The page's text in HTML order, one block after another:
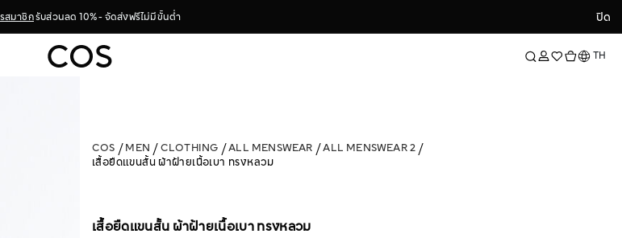
สมาชิกรับส่วนลด 10% - จัดส่งฟรีไม่มีขั้นต่ำ
ปิด
ปิด
ภาษาTH
COS MEN CLOTHING ALL MENSWEAR
ALL MENSWEAR 2
เสื้อยืดแขนสั้น ผ้าฝ้ายเนื้อเบา ทรงหลวม
เสื้อยืดแขนสั้น ผ้าฝ้ายเนื้อเบา ทรงหลวม